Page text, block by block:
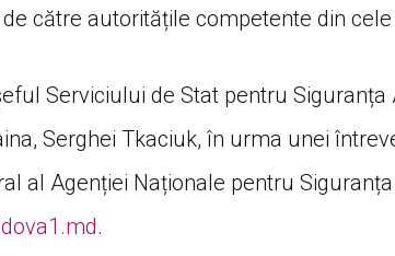
către autoritățile competente din
Serviciului de Stat pentru Siguranța
Serghei Tkaciuk, în urma unei
al Agenției Naționale pentru
.